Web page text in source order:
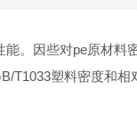
能。因些对pe原材料
T1033塑料密度和相